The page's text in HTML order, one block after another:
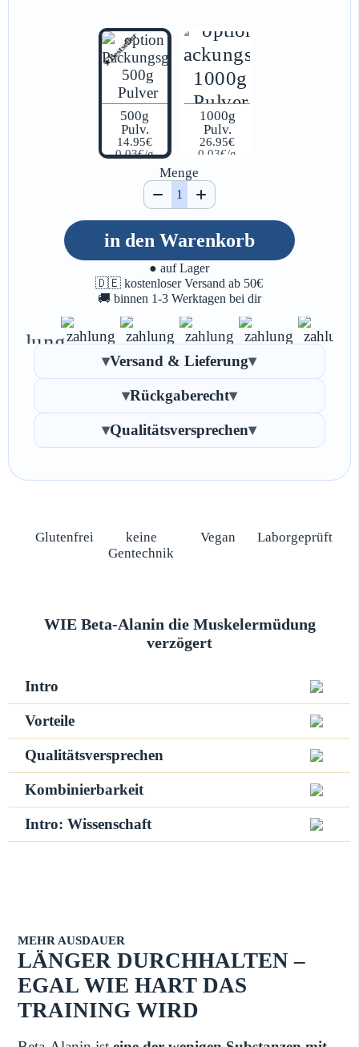
★Bestseller
500g
Pulv.
14.95€
0.03€/g
1000g
Pulv.
26.95€
0.03€/g
Menge
in den Warenkorb
● auf Lager
🇩🇪 kostenloser Versand ab 50€
🚚 binnen 1-3 Werktagen bei dir
Versand & Lieferung
Rückgaberecht
Qualitätsversprechen
Glutenfrei
keine
Gentechnik
Vegan Laborgeprüft
WIE Beta-Alanin die Muskelermüdung
verzögert
Intro
Vorteile
Qualitätsversprechen
Kombinierbarkeit
Intro: Wissenschaft
MEHR AUSDAUER
LÄNGER DURCHHALTEN –
EGAL WIE HART DAS
TRAINING WIRD